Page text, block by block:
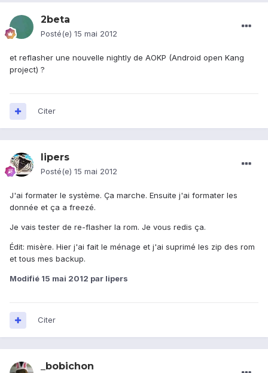
2beta
Posté(e) 15 mai 2012
et reflasher une nouvelle nightly de AOKP (Android open Kang
project) ?
Citer
lipers
Posté(e) 15 mai 2012
J'ai formater le système. Ça marche. Ensuite j'ai formater les
donnée et ça a freezé.
Je vais tester de re-flasher la rom. Je vous redis ça.
Édit: misère. Hier j'ai fait le ménage et j'ai suprimé les zip des rom
et tous mes backup.
Modifié 15 mai 2012 par lipers
Citer
_bobichon